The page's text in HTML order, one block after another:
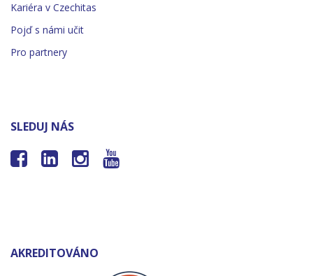
Kariéra v Czechitas
Pojď s námi učit
Pro partnery
SLEDUJ NÁS
   
AKREDITOVÁNO